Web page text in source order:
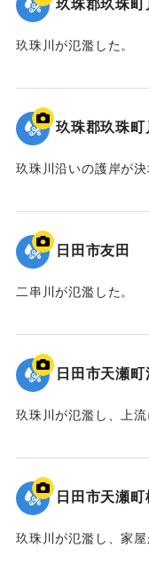
玖珠郡玖珠町
玖珠川が氾濫した。
2020/7/6｜固有コード:
玖珠郡玖珠町
玖珠川沿いの護岸が決
2020/7/6｜固有コード:
日田市友田
二串川が氾濫した。
2020/7/6｜固有コード:
日田市天瀬町
玖珠川が氾濫し、上
2020/7/6｜固有コード:
日田市天瀬町
玖珠川が氾濫し、家屋